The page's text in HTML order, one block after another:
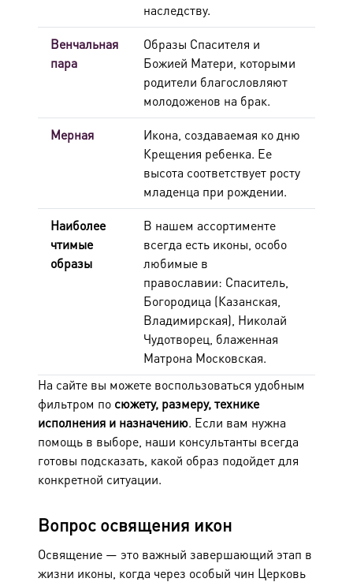
наследству.
Венчальная
пара
Образы Спасителя и
Божией Матери, которыми
родители благословляют
молодоженов на брак.
Мерная
Икона, создаваемая ко дню
Крещения ребенка. Ее
высота соответствует росту
младенца при рождении.
Наиболее
чтимые
образы
В нашем ассортименте
всегда есть иконы, особо
любимые в
православии: Спаситель,
Богородица (Казанская,
Владимирская), Николай
Чудотворец, блаженная
Матрона Московская.
На сайте вы можете воспользоваться удобным
фильтром по сюжету, размеру, технике
исполнения и назначению. Если вам нужна
помощь в выборе, наши консультанты всегда
готовы подсказать, какой образ подойдет для
конкретной ситуации.
Вопрос освящения икон
Освящение — это важный завершающий этап в
жизни иконы, когда через особый чин Церковь